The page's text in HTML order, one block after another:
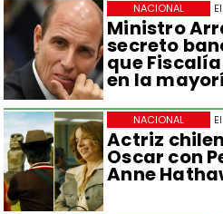
Ministro
secreto
que
en la
NACIONAL
Actriz
Oscar con
Anne
NACIONAL